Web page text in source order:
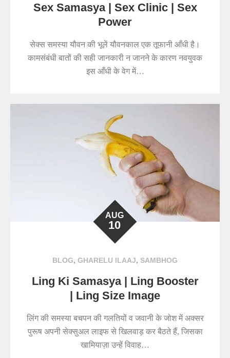
Sex Samasya | Sex Clinic | Sex
Power
सेक्स समस्या यौवन की भूलें यौवनकाल एक तूफानी आँधी है।
कामसंबंधी बातों की सही जानकारी न जानने के कारण नवयुवक
इस आँधी के वेग में…
AUG
10
BLOG, GHARELU ILAAJ, SAMBHOG
Ling Ki Samasya | Ling Booster
| Ling Size Image
लिंग की समस्या बचपन की गलतियों व जवानी के जोश में अक्सर
पुरूष अपनी सेक्सुअल लाइफ से खिलवाड़ कर बैठते हैं, जिसका
खामियाज़ा उन्हें विवाह…